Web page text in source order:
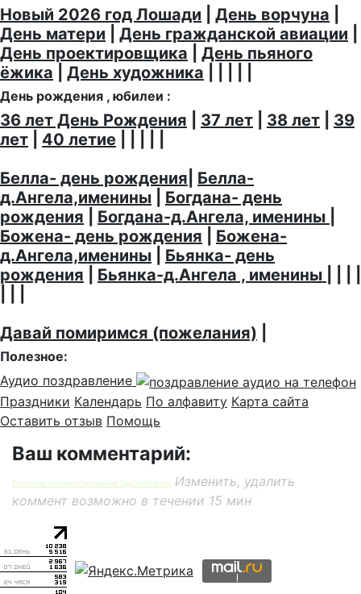
Новый 2026 год Лошади День ворчуна
День матери
День гражданской авиации
День проектировщика
День пьяного
ёжика
День художника
День рождения , юбилеи :
36 лет День Рождения 37 лет 38 лет
39
лет
40 летие
Белла- день рождения Белла-
д.Ангела,именины
Богдана- день
рождения
Богдана-д.Ангела, именины
Божена- день рождения
Божена-
д.Ангела,именины
Бьянка- день
рождения
Бьянка-д.Ангела , именины
Давай помиримся (пожелания)
Полезное:
Аудио поздравление
Праздники Календарь По алфавиту Карта сайта
Оставить отзыв Помощь
Ваш комментарий:
Система комментирования SigComments
Изменить, удалить
коммент возможно в течении 15 мин